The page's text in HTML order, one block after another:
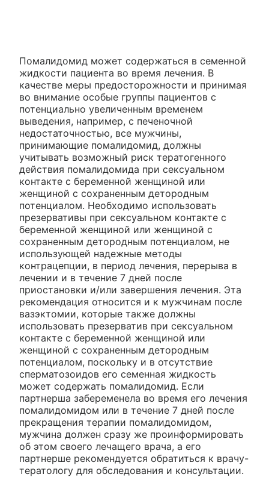
Помалидомид может содержаться в семенной
жидкости пациента во время лечения. В
качестве меры предосторожности и принимая
во внимание особые группы пациентов с
потенциально увеличенным временем
выведения, например, с печеночной
недостаточностью, все мужчины,
принимающие помалидомид, должны
учитывать возможный риск тератогенного
действия помалидомида при сексуальном
контакте с беременной женщиной или
женщиной с сохраненным детородным
потенциалом. Необходимо использовать
презервативы при сексуальном контакте с
беременной женщиной или женщиной с
сохраненным детородным потенциалом, не
использующей надежные методы
контрацепции, в период лечения, перерыва в
лечении и в течение 7 дней после
приостановки и/или завершения лечения. Эта
рекомендация относится и к мужчинам после
вазэктомии, которые также должны
использовать презерватив при сексуальном
контакте с беременной женщиной или
женщиной с сохраненным детородным
потенциалом, поскольку и в отсутствие
сперматозоидов его семенная жидкость
может содержать помалидомид. Если
партнерша забеременела во время его лечения
помалидомидом или в течение 7 дней после
прекращения терапии помалидомидом,
мужчина должен сразу же проинформировать
об этом своего лечащего врача, а его
партнерше рекомендуется обратиться к врачу-
тератологу для обследования и консультации.